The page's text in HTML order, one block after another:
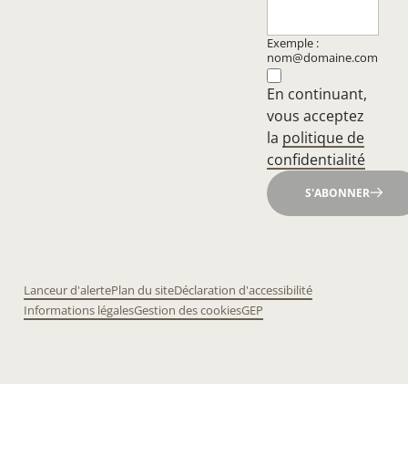
Exemple :
nom@domaine.com
En continuant,
vous acceptez
la politique de
confidentialité
S'ABONNER
Lanceur d'alertePlan du siteDéclaration d'accessibilité
Informations légalesGestion des cookiesGEP